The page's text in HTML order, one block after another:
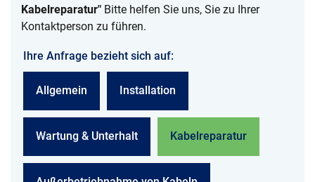
Kabelreparatur" Bitte helfen Sie uns, Sie zu Ihrer
Kontaktperson zu führen.
Ihre Anfrage bezieht sich auf:
Allgemein Installation
Wartung & Unterhalt Kabelreparatur